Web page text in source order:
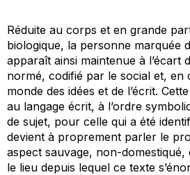
Réduite au corps et en grande
biologique, la personne marquée
apparaît ainsi maintenue à l’écart
normé, codifié par le social et, en
monde des idées et de l’écrit.
au langage écrit, à l’ordre
de sujet, pour celle qui a été
devient à proprement parler le
aspect sauvage, non-domestiqué,
le lieu depuis lequel ce texte